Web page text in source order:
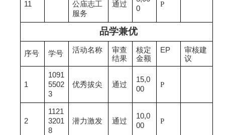
11
公庙志工
服务
通过
0
P
品学兼优
序号 学号 活动名称
审查
结果
核定
金额
EP
审核建
议
1
1091
5502
3
优秀拔尖 通过
15,0
00
P
2
1121
3201
8
潜力激发 通过
10,0
00
P